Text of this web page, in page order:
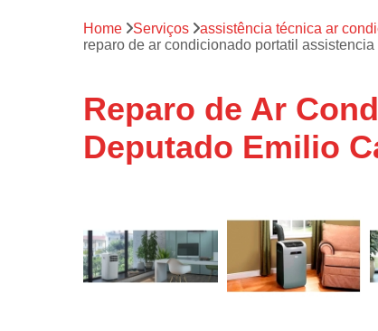
Home Serviços assistência técnica ar
reparo de ar condicionado portatil
Reparo de Ar
Deputado Emilio